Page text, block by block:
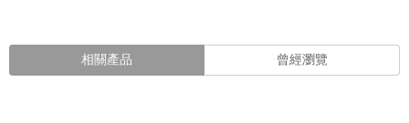
相關產品 曾經瀏覽